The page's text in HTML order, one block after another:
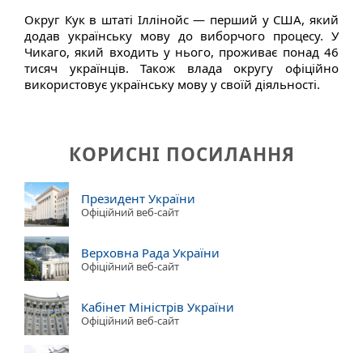
Округ Кук в штаті Іллінойс — перший у США, який
додав українську мову до виборчого процесу. У
Чикаго, який входить у нього, проживає понад 46
тисяч українців. Також влада округу офіційно
використовує українську мову у своїй діяльності.
КОРИСНІ ПОСИЛАННЯ
Президент України
Офіційний веб-сайт
Верховна Рада України
Офіційний веб-сайт
Кабінет Міністрів України
Офіційний веб-сайт